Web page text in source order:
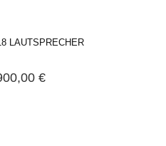
LAUTSPRECHER
€